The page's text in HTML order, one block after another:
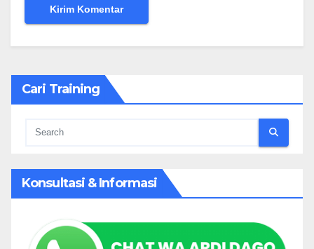
Cari Training
Konsultasi & Informasi